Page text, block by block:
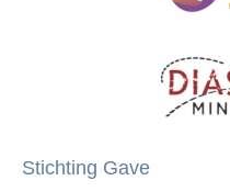
Stichting Gave